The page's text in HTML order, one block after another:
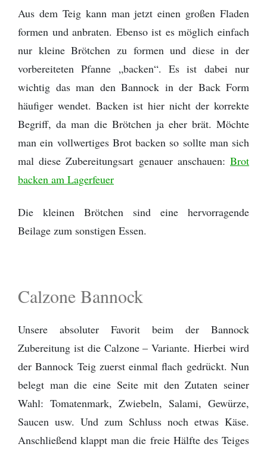
Aus dem Teig kann man jetzt einen großen Fladen
formen und anbraten. Ebenso ist es möglich einfach
nur kleine Brötchen zu formen und diese in der
vorbereiteten Pfanne „backen“. Es ist dabei nur
wichtig das man den Bannock in der Back Form
häufiger wendet. Backen ist hier nicht der korrekte
Begriff, da man die Brötchen ja eher brät. Möchte
man ein vollwertiges Brot backen so sollte man sich
mal diese Zubereitungsart genauer anschauen: Brot
backen am Lagerfeuer
Die kleinen Brötchen sind eine hervorragende
Beilage zum sonstigen Essen.
Calzone Bannock
Unsere absoluter Favorit beim der Bannock
Zubereitung ist die Calzone – Variante. Hierbei wird
der Bannock Teig zuerst einmal flach gedrückt. Nun
belegt man die eine Seite mit den Zutaten seiner
Wahl: Tomatenmark, Zwiebeln, Salami, Gewürze,
Saucen usw. Und zum Schluss noch etwas Käse.
Anschließend klappt man die freie Hälfte des Teiges